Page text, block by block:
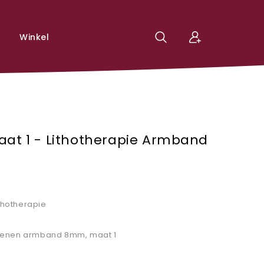
Winkel
1 - Lithotherapie Armband
armband 8mm, maat 1